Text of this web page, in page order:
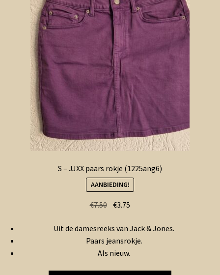
S – JJXX paars rokje (1225ang6)
AANBIEDING!
€7.50 Oorspronkelijke
was:
€7.50.
€3.75
is:
€3.75.
Uit de damesreeks van Jack & Jones.
Paars jeansrokje.
Als nieuw.